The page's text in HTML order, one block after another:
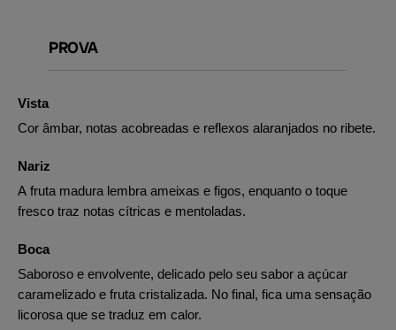
PROVA
Vista
Cor âmbar, notas acobreadas e reflexos alaranjados no ribete.
Nariz
A fruta madura lembra ameixas e figos, enquanto o toque
fresco traz notas cítricas e mentoladas.
Boca
Saboroso e envolvente, delicado pelo seu sabor a açúcar
caramelizado e fruta cristalizada. No final, fica uma sensação
licorosa que se traduz em calor.